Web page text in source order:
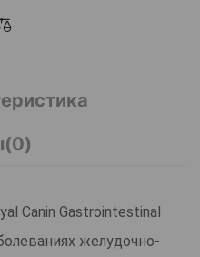
Canin Gastrointestinal
желудочно-